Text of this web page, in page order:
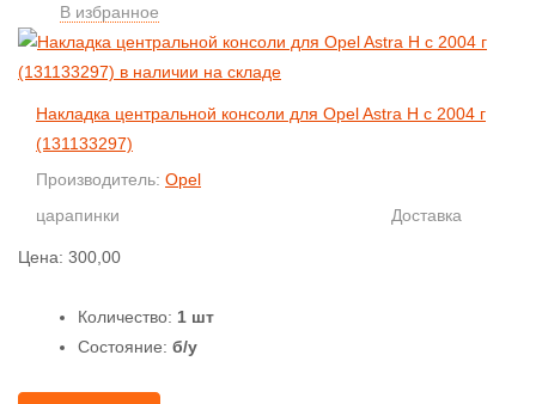
В избранное
Накладка центральной консоли для Opel Astra H с 2004 г
(131133297)
Производитель: Opel
царапинки
Доставка
Цена: 300,00
Количество: 1 шт
Состояние: б/у